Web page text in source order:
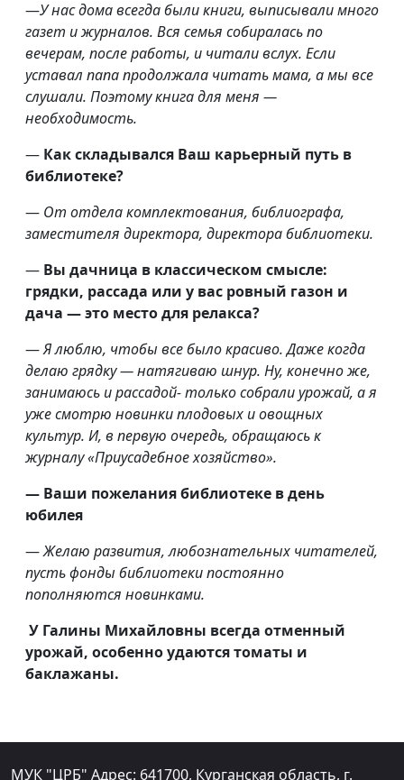
—У нас дома всегда были книги, выписывали много
газет и журналов. Вся семья собиралась по
вечерам, после работы, и читали вслух. Если
уставал папа продолжала читать мама, а мы все
слушали. Поэтому книга для меня —
необходимость.
— Как складывался Ваш карьерный путь в
библиотеке?
— От отдела комплектования, библиографа,
заместителя директора, директора библиотеки.
— Вы дачница в классическом смысле:
грядки, рассада или у вас ровный газон и
дача — это место для релакса?
—Я люблю, чтобы все было красиво. Даже когда
делаю грядку — натягиваю шнур. Ну, конечно же,
занимаюсь и рассадой- только собрали урожай, а я
уже смотрю новинки плодовых и овощных
культур. И, в первую очередь, обращаюсь к
журналу «Приусадебное хозяйство».
— Ваши пожелания библиотеке в день
юбилея
—Желаю развития, любознательных читателей,
пусть фонды библиотеки постоянно
пополняются новинками.
У Галины Михайловны всегда отменный
урожай, особенноудаются томаты и
баклажаны.
МУК "ЦРБ" Адрес: 641700, Курганская область, г.